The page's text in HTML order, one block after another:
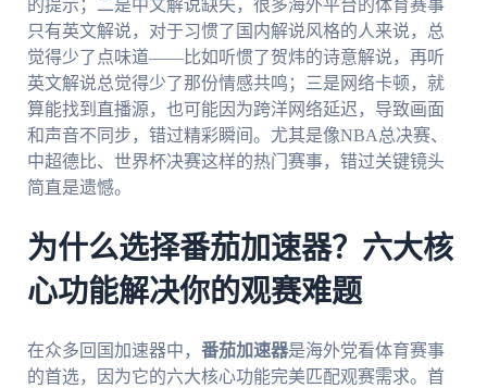
的提示；二是中文解说缺失，很多海外平台的体育赛事
只有英文解说，对于习惯了国内解说风格的人来说，总
觉得少了点味道——比如听惯了贺炜的诗意解说，再听
英文解说总觉得少了那份情感共鸣；三是网络卡顿，就
算能找到直播源，也可能因为跨洋网络延迟，导致画面
和声音不同步，错过精彩瞬间。尤其是像NBA总决赛、
中超德比、世界杯决赛这样的热门赛事，错过关键镜头
简直是遗憾。
为什么选择番茄加速器？六大核
心功能解决你的观赛难题
在众多回国加速器中， 番茄加速器是海外党看体育赛事
的首选，因为它的六大核心功能完美匹配观赛需求。首